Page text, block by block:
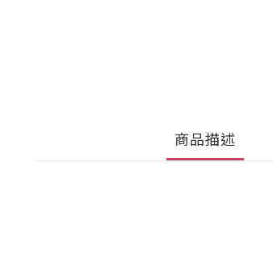
商品描述